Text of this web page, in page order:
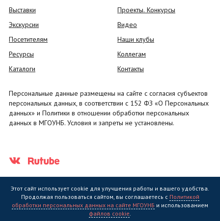
Выставки
Экскурсии
Посетителям
Ресурсы
Каталоги
Проекты. Конкурсы
Видео
Наши клубы
Коллегам
Контакты
Персональные данные размещены на сайте с согласия субъектов
персональных данных, в соответствии с 152 ФЗ «О Персональных
данных» и Политики в отношении обработки персональных
данных в МГОУНБ. Условия и запреты не установлены.
Государственное областное бюджетное учреждение культуры
Этот сайт использует cookie для улучшения работы и вашего удобства.
Продолжая пользоваться сайтом, вы соглашаетесь с Политикой
обработки персональных данных на сайте МГОУНБ и использованием
файлов cookie.